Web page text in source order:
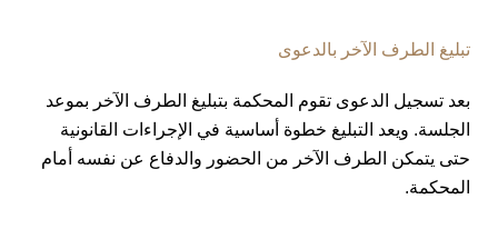
تبليغ الطرف الآخر بالدعوى
بعد تسجيل الدعوى تقوم المحكمة بتبليغ الطرف الآخر بموعد
الجلسة. ويعد التبليغ خطوة أساسية في الإجراءات القانونية
حتى يتمكن الطرف الآخر من الحضور والدفاع عن نفسه أمام
المحكمة.